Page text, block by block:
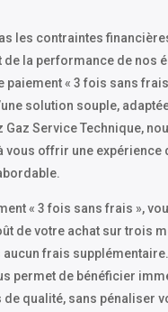
les contraintes
de la performance de nos
paiement « 3 fois sans
solution souple,
Gaz Service Technique,
vous offrir une expérience
« 3 fois sans frais »,
de votre achat sur trois
aucun frais
permet de bénéficier
qualité, sans pénaliser